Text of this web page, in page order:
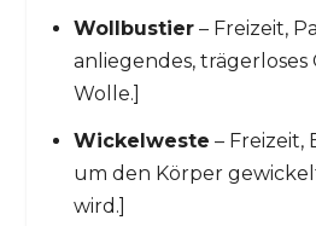
Wollbustier– Freizeit,
anliegendes, trägerloses
Wolle.]
Wickelweste – Freizeit,
um den Körper
wird.]